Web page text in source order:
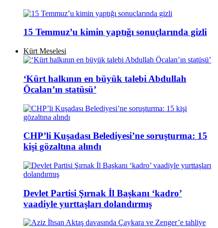
15 Temmuz’u kimin yaptığı sonuçlarında gizli
Kürt Meselesi
‘Kürt halkının en büyük talebi Abdullah
Öcalan’ın statüsü’
CHP’li Kuşadası Belediyesi’ne soruşturma: 15
kişi gözaltına alındı
Devlet Partisi Şırnak İl Başkanı ‘kadro’
vaadiyle yurttaşları dolandırmış